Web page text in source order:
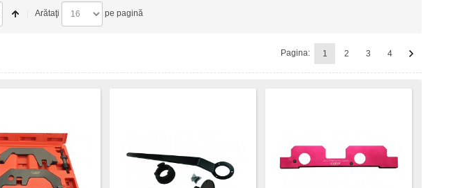
Arătaţi pe pagină
Pagina: 1 2 3 4